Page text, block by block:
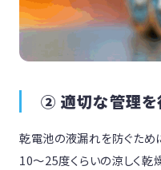
② 適切な管理を
乾電池の液漏れを防ぐため
10～25度くらいの涼しく乾